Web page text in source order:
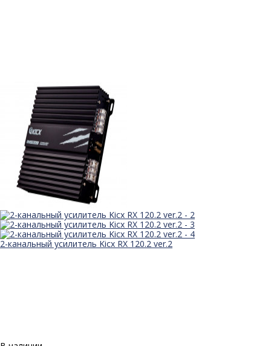
2-канальный усилитель Kicx RX 120.2 ver.2